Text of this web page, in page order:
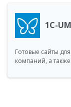
1C-
Готовые сайты
компаний, а